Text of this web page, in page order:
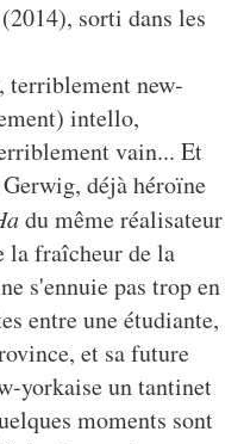
sorti dans les
terriblement new-
intello,
vain... Et
déjà héroïne
du même réalisateur
la fraîcheur de la
s'ennuie pas trop en
entre une étudiante,
et sa future
yorkaise un tantinet
moments sont